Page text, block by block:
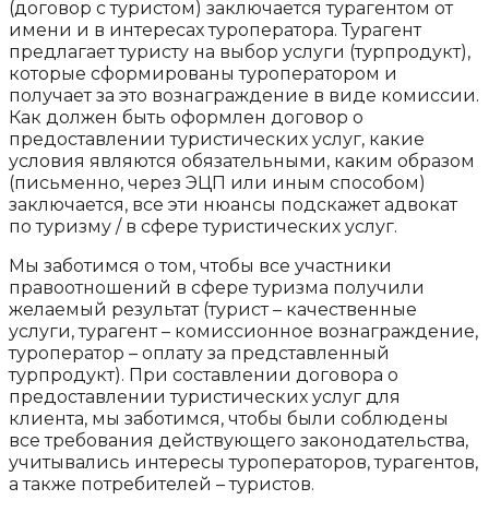
(договор с туристом) заключается турагентом от
имени и в интересах туроператора. Турагент
предлагает туристу на выбор услуги (турпродукт),
которые сформированы туроператором и
получает за это вознаграждение в виде комиссии.
Как должен быть оформлен договор о
предоставлении туристических услуг, какие
условия являются обязательными, каким образом
(письменно, через ЭЦП или иным способом)
заключается, все эти нюансы подскажет адвокат
по туризму / в сфере туристических услуг.
Мы заботимся о том, чтобы все участники
правоотношений в сфере туризма получили
желаемый результат (турист – качественные
услуги, турагент – комиссионное вознаграждение,
туроператор – оплату за представленный
турпродукт). При составлении договора о
предоставлении туристических услуг для
клиента, мы заботимся, чтобы были соблюдены
все требования действующего законодательства,
учитывались интересы туроператоров, турагентов,
а также потребителей – туристов.